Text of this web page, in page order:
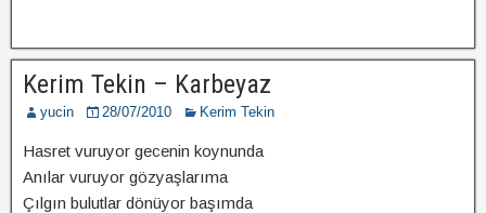
Kerim Tekin – Karbeyaz
yucin 28/07/2010 Kerim Tekin
Hasret vuruyor gecenin koynunda
Anılar vuruyor gözyaşlarıma
Çılgın bulutlar dönüyor başımda